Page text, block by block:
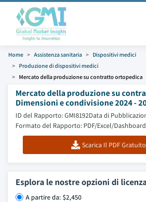
Home Assistenza sanitaria
Dispositivi medici
Produzione di dispositivi medici
Mercato della produzione su contratto ortopedica
Mercato della produzione su
Dimensioni e condivisione 2024 -
ID del Rapporto: GMI8192Data di
Formato del Rapporto: PDF/Excel/
Scarica Il PDF Gratuito
Esplora le nostre opzioni di
A partire da: $2,450